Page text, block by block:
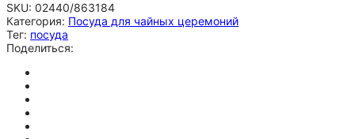
SKU: 02440/863184
Категория: Посуда для чайных церемоний
Тег: посуда
Поделиться: